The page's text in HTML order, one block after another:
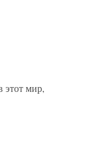
этот мир,